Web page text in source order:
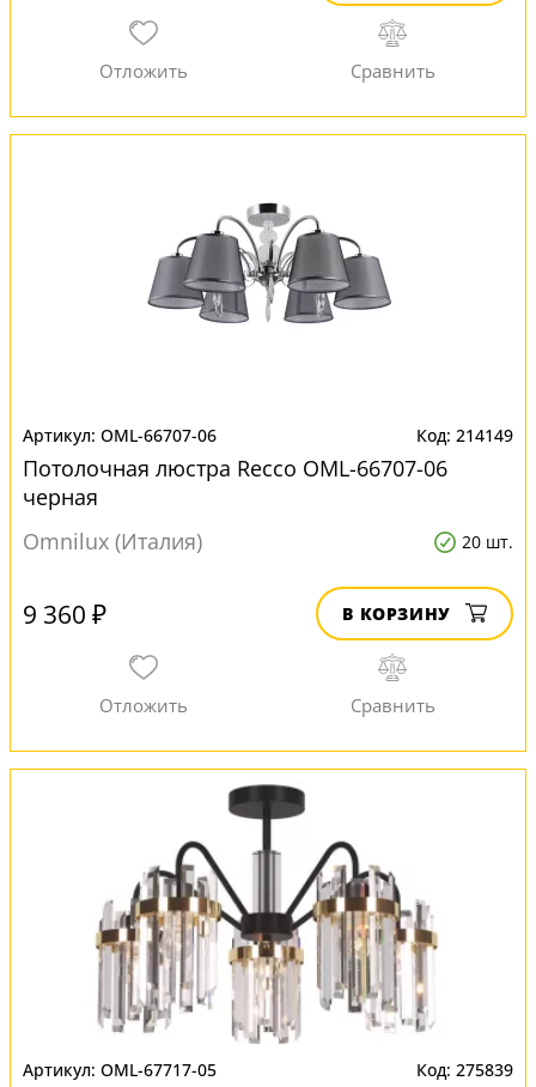
OML-66707-06 214149
Потолочная люстра Recco OML-66707-06
черная
Omnilux (Италия)
20 шт.
9 360 ₽ В КОРЗИНУ
OML-67717-05 275839